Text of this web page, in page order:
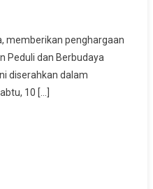
memberikan penghargaan
Peduli dan Berbudaya
diserahkan dalam
10 […]